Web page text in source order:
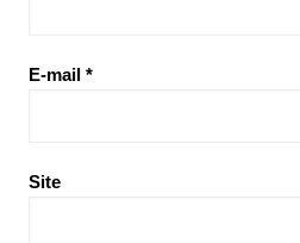
E-mail *
Site